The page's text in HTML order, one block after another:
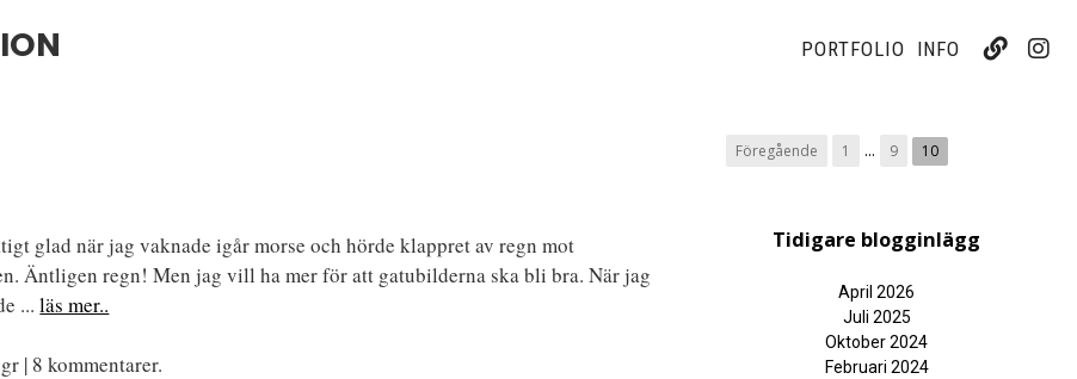
PORTFOLIO INFO
glad när jag vaknade igår morse och hörde klappret av regn mot
Äntligen regn! Men jag vill ha mer för att gatubilderna ska bli bra. När jag
...läs mer..
| 8 kommentarer.
Föregående 1 ... 9 10
Tidigare blogginlägg
April 2026
Juli 2025
Oktober 2024
Februari 2024